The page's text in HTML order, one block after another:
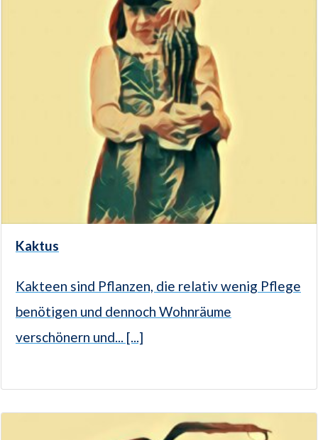
Kaktus
Kakteen sind Pflanzen, die relativ wenig Pflege
benötigen und dennoch Wohnräume
verschönern und... [...]